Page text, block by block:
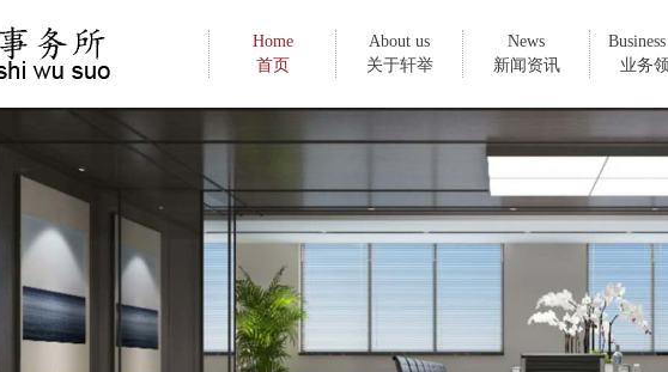
Home
首页
About us
关于轩举
News
新闻资讯
业务